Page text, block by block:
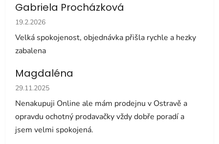
Gabriela Procházková
Hodnocení obchodu je 5 z 5 hvězdiček.
19.2.2026
Velká spokojenost, objednávka přišla rychle a hezky
zabalena
Magdaléna
Hodnocení obchodu je 5 z 5 hvězdiček.
29.11.2025
Nenakupuji Online ale mám prodejnu v Ostravě a
opravdu ochotný prodavačky vždy dobře poradí a
jsem velmi spokojená.